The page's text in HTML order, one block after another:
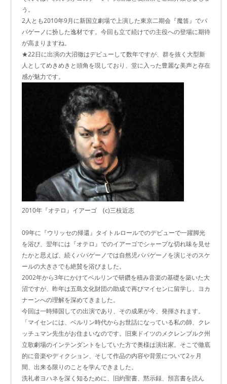
う。
2人とも2010年9月に新国立劇場で上演した東京二期会『魔笛』でパ
パゲーノに扮した逸材です。今回も立て続けでの主役への登場に期待
が高まりますね。
★22日に出演の大沼徹はデビューして数年ですが、群を抜く大型新
人としてめきめきと頭角を現しており、堂に入った豊麗な美声と存在
感が魅力です。
2010年『オテロ』イアーゴ (c)三枝近志
09年に『ウリッセの帰還』タイトルロールでのデビューで一躍脚光
を浴び、翌年には『オテロ』でのイアーゴでシャープな切れ味を見せ
たかと思えば、続くパパゲーノでは自然児パパゲーノを演じそのスケ
ールの大きさでも絶賛を浴びました。
2002年から3年にかけてベルリンで研鑽を積み音楽の基礎を築いた大
沼ですが、昨年は五島文化財団の助成で再びマイセンに留学し、ヨカ
ナーンへの理解を深めてきました。
今回は一時帰国しての出演であり、その成果が今、発揮されます。
「マイセンには、ベルリン時代からお世話になっている私の師、クレ
ッチュマン先生がお住まいなのです。旧東ドイツのメクレンブルク州
立歌劇場のインテンダントをしていた方で奥様は演出家。そこで徹底
的に音楽やディクション、そして作品の内容や背景について2ヶ月
間、出来る限りのことを学んできました。
洗礼者ヨハネを深く知るために、旧約聖書、黙示録、預言書を読ん